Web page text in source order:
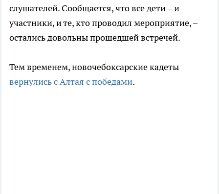
слушателей. Сообщается, что все дети – и
участники, и те, кто проводил мероприятие, –
остались довольны прошедшей встречей.
Тем временем, новочебоксарские кадеты
вернулись с Алтая с победами.